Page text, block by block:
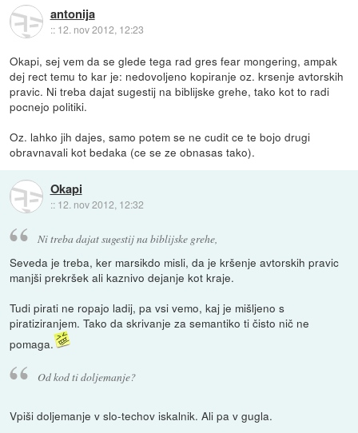
antonija
:: 12. nov 2012, 12:23
Okapi, sej vem da se glede tega rad gres fear mongering, ampak
dej rect temu to kar je: nedovoljeno kopiranje oz. krsenje avtorskih
pravic. Ni treba dajat sugestij na biblijske grehe, tako kot to radi
pocnejo politiki.
Oz. lahko jih dajes, samo potem se ne cudit ce te bojo drugi
obravnavali kot bedaka (ce se ze obnasas tako).
Okapi
:: 12. nov 2012, 12:32
Ni treba dajat sugestij na biblijske grehe,
Seveda je treba, ker marsikdo misli, da je kršenje avtorskih pravic
manjši prekršek ali kaznivo dejanje kot kraje.
Tudi pirati ne ropajo ladij, pa vsi vemo, kaj je mišljeno s
piratiziranjem. Tako da skrivanje za semantiko ti čisto nič ne
pomaga.
Od kod ti doljemanje?
Vpiši doljemanje v slo-techov iskalnik. Ali pa v gugla.